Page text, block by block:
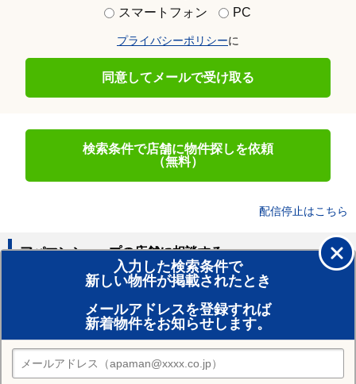
スマートフォン PC
プライバシーポリシーに
同意してメールで受け取る
検索条件で店舗に物件探しを依頼
（無料）
配信停止はこちら
入力した検索条件で
新しい物件が掲載されたとき
メールアドレスを登録すれば
新着物件をお知らせします。
アパマンショップの店舗に相談する
賃貸のプロがお部屋探し！
おまかせ物件リクエスト
住みたい街の店舗を探す
店舗検索